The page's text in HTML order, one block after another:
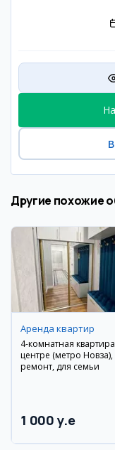
Другие похожие
Аренда квартир
4-комнатная
центре (метро
ремонт, для семьи
1 000 y.e